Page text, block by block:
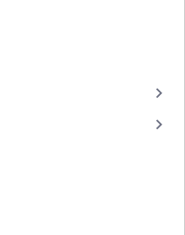
keyboard_arrow_right
keyboard_arrow_right